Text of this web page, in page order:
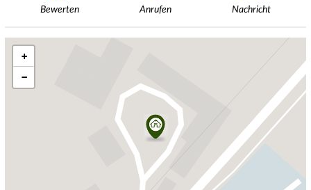
Bewerten Anrufen Nachricht
+
−